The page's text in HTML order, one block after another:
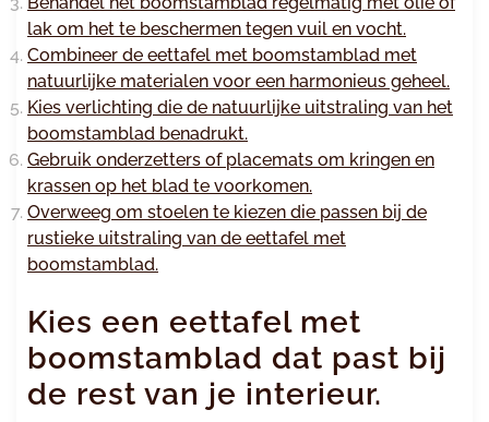
lak om het te beschermen tegen vuil en vocht.
Combineer de eettafel met boomstamblad met
natuurlijke materialen voor een harmonieus geheel.
Kies verlichting die de natuurlijke uitstraling van het
boomstamblad benadrukt.
Gebruik onderzetters of placemats om kringen en
krassen op het blad te voorkomen.
Overweeg om stoelen te kiezen die passen bij de
rustieke uitstraling van de eettafel met
boomstamblad.
Kies een eettafel met
boomstamblad dat past bij
de rest van je interieur.